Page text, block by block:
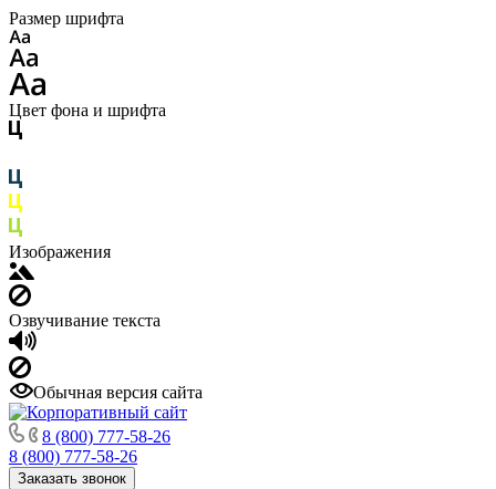
Размер шрифта
Цвет фона и шрифта
Изображения
Озвучивание текста
Обычная версия сайта
8 (800) 777-58-26
8 (800) 777-58-26
Заказать звонок